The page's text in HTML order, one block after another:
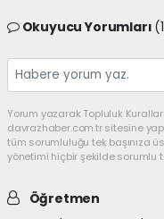
Okuyucu Yorumları
Yorum yazarak Topluluk
davrazhaber.com.tr sitesine
tüm sorumluluğu tek başınıza
yönetimi hiçbir şekilde sorumlu
Öğretmen